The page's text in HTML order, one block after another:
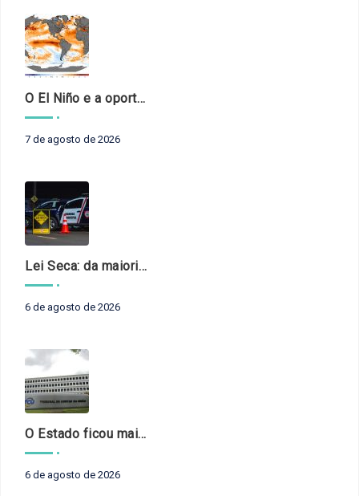
O El Niño e a oportunidade de fortalecer o controle externo das políticas climáticas
7 de agosto de 2026
Lei Seca: da maioridade à maturidade
6 de agosto de 2026
O Estado ficou mais complexo. O controle precisa acompanhar
6 de agosto de 2026